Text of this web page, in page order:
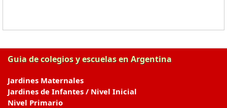
Guia de colegios y escuelas en Argentina
Jardines Maternales
Jardines de Infantes / Nivel Inicial
Nivel Primario